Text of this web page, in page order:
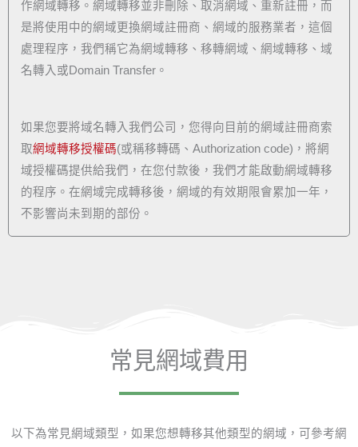
作網域轉移。網域轉移並非刪除、取消網域、重新註冊，而
是將使用中的網域更換網域註冊商、網域的服務業者，這個
處理程序，我們稱它為網域轉移、移轉網域、網域轉移、域
名轉入或Domain Transfer。
如果您要將域名轉入我們公司，您得向目前的網域註冊商索
取網域轉移授權碼(或稱移轉碼、Authorization code)，將網
域授權碼提供給我們，在您付款後，我們才能啟動網域轉移
的程序。在網域完成轉移後，網域的有效期限會累加一年，
不影響尚未到期的部份。
常見網域費用
以下為常見網域類型，如果您想轉移其他類型的網域，可參考網